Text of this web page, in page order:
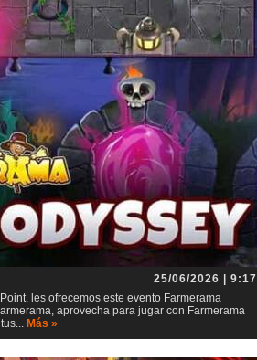
25/06/2026 | 9:17
les ofrecemos este evento Farmerama
aprovecha para jugar con Farmerama
Más »